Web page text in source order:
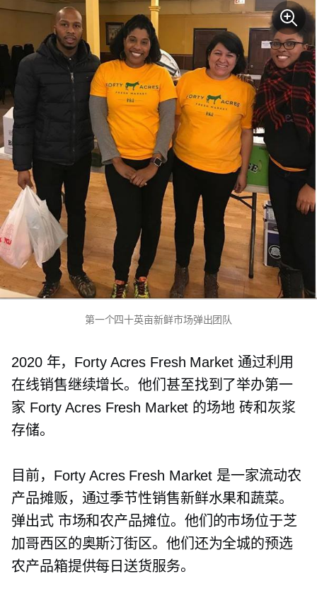
第一个四十英亩新鲜市场弹出团队
2020 年，Forty Acres Fresh Market 通过利用
在线销售继续增长。他们甚至找到了举办第一
家 Forty Acres Fresh Market 的场地 砖和灰浆
存储。
目前，Forty Acres Fresh Market 是一家流动农
产品摊贩，通过季节性销售新鲜水果和蔬菜。
弹出式市场和农产品摊位。他们的市场位于芝
加哥西区的奥斯汀街区。他们还为全城的预选
农产品箱提供每日送货服务。